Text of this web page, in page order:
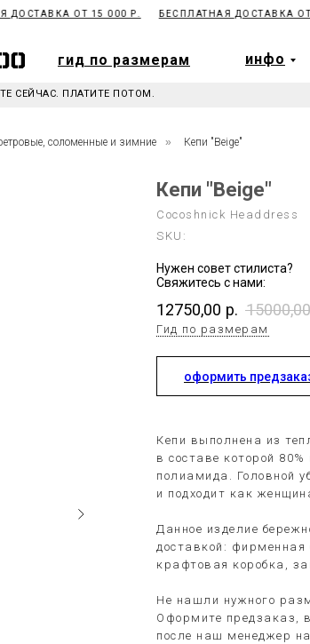
ОТ 15 000 Р. БЕСПЛАТНАЯ ДОСТАВКА ОТ
гид по размерам инфо
гид по размерам инфо
СЕЙЧАС. ПЛАТИТЕ ПОТОМ.
соломенные и зимние » Кепи "Beige"
Кепи "Beige"
Cocoshnick Headdress
SKU:
Нужен совет стилиста?
Свяжитесь с нами:
12750,00 р. 15000,00
Гид по размерам
оформить
Кепи выполнена из
в составе которой
полиамида. Головной
и подходит как
Данное изделие
доставкой: фирменная
крафтовая коробка,
Не нашли нужного
Оформите предзаказ,
после наш менеджер